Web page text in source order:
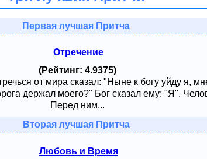
Первая лучшая Притча
Отречение
(Рейтинг: 4.9375)
от мира сказал: "Ныне к богу уйду я,
держал моего?" Бог сказал ему: "Я".
Перед ним...
Вторая лучшая Притча
Любовь и Время